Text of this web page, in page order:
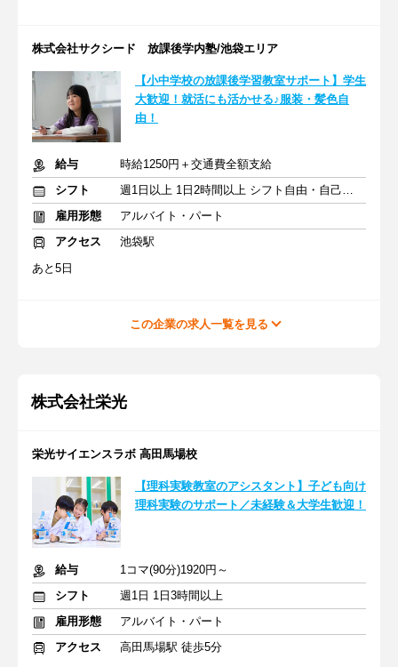
株式会社サクシード 放課後学内塾/池袋エリア
【小中学校の放課後学習教室サポート】学生
大歓迎！就活にも活かせる♪服装・髪色自
由！
給与
時給1250円＋交通費全額支給
シフト
週1日以上 1日2時間以上 シフト自由・自己申告
雇用形態
アルバイト・パート
アクセス
池袋駅
あと5日
この企業の求人一覧を見る
株式会社栄光
栄光サイエンスラボ 高田馬場校
【理科実験教室のアシスタント】子ども向け
理科実験のサポート／未経験＆大学生歓迎！
給与
1コマ(90分)1920円～
シフト
週1日 1日3時間以上
雇用形態
アルバイト・パート
アクセス
高田馬場駅 徒歩5分